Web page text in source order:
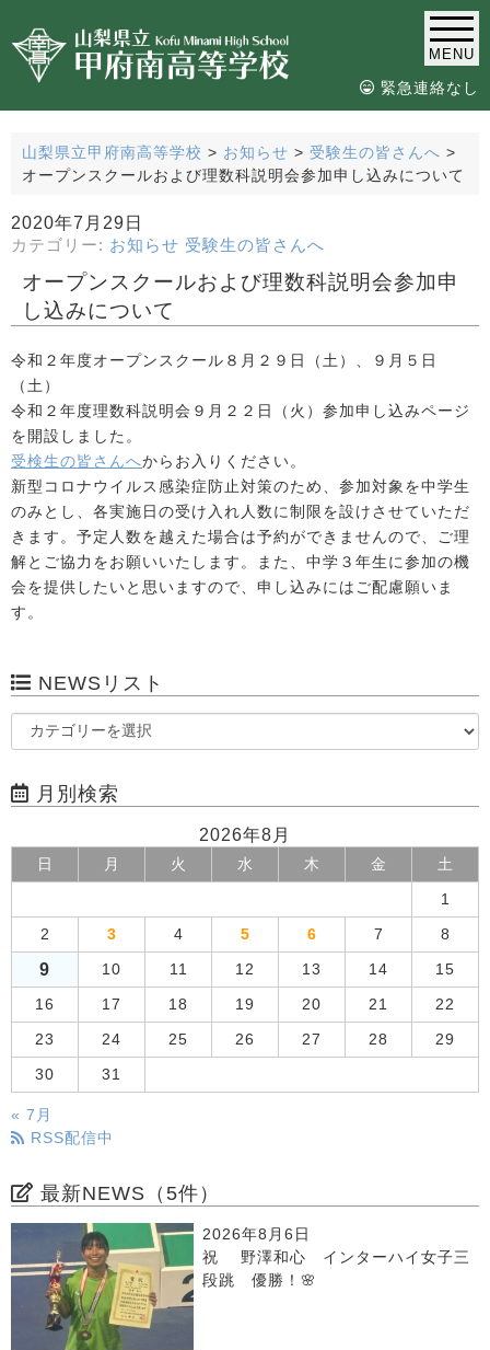
MENU
緊急連絡なし
山梨県立甲府南高等学校 > お知らせ > 受験生の皆さんへ >
オープンスクールおよび理数科説明会参加申し込みについて
2020年7月29日
カテゴリー: お知らせ 受験生の皆さんへ
オープンスクールおよび理数科説明会参加申
し込みについて
令和２年度オープンスクール８月２９日（土）、９月５日
（土）
令和２年度理数科説明会９月２２日（火）参加申し込みページ
を開設しました。
受検生の皆さんへからお入りください。
新型コロナウイルス感染症防止対策のため、参加対象を中学生
のみとし、各実施日の受け入れ人数に制限を設けさせていただ
きます。予定人数を越えた場合は予約ができませんので、ご理
解とご協力をお願いいたします。また、中学３年生に参加の機
会を提供したいと思いますので、申し込みにはご配慮願いま
す。
NEWSリスト
月別検索
2026年8月
日 月 火 水 木 金 土
1
2 3 4 5 6 7 8
9 10 11 12 13 14 15
16 17 18 19 20 21 22
23 24 25 26 27 28 29
30 31
« 7月
RSS配信中
最新NEWS（5件）
2026年8月6日
祝 野澤和心 インターハイ女子三
段跳 優勝！🌸